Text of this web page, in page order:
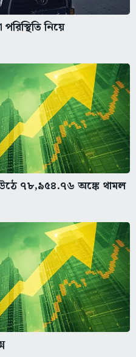
নিয়ে
৭৮,৯৫৪.৭৬ অঙ্কে থামল